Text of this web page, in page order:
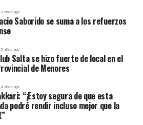
en un final épico y se metió en
Argentina
un partidazo, forzó el quinto
al límite
3 años ago
Saborido se suma a los refuerzos
5 años ago
Salta se hizo fuerte de local en el
de Menores
4 años ago
“¡Estoy segura de que esta
podré rendir incluso mejor que la